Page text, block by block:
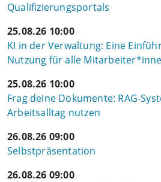
Qualifizierungsportals
25.08.26 10:00
KI in der Verwaltung: Eine
Nutzung für alle
25.08.26 10:00
Frag deine Dokumente: RAG-
Arbeitsalltag nutzen
26.08.26 09:00
Selbstpräsentation
26.08.26 09:00